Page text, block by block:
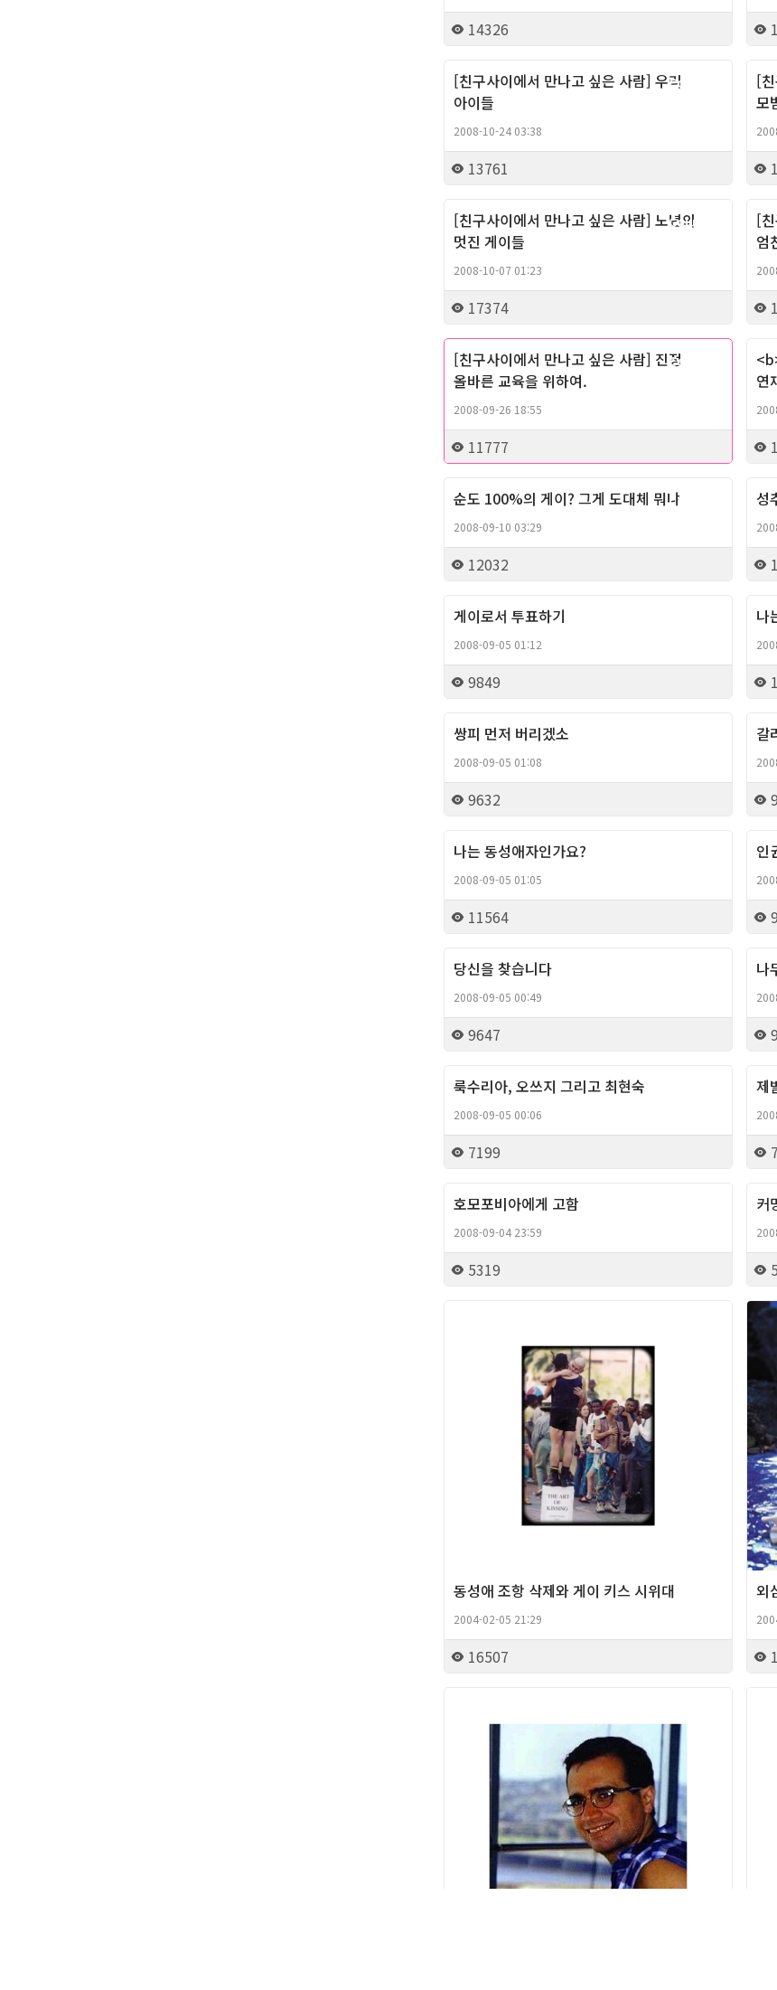
14326
Column
[친구사이에서 만나고 싶은 사람] 우리
아이들
2008-10-24 03:38
13761
[
모
Column
[친구사이에서 만나고 싶은 사람] 노년의
멋진 게이들
2008-10-07 01:23
17374
[
엄
Column
[친구사이에서 만나고 싶은 사람] 진정
올바른 교육을 위하여.
2008-09-26 18:55
11777
연
Column
순도 100%의 게이? 그게 도대체 뭐냐
2008-09-10 03:29
12032
성
게이로서 투표하기
2008-09-05 01:12
9849
나
쌍피 먼저 버리겠소
2008-09-05 01:08
9632
갈
나는 동성애자인가요?
2008-09-05 01:05
11564
인
당신을 찾습니다
2008-09-05 00:49
9647
나
룩수리아, 오쓰지 그리고 최현숙
2008-09-05 00:06
7199
제
호모포비아에게 고함
2008-09-04 23:59
5319
커
동성애 조항 삭제와 게이 키스 시위대
2004-02-05 21:29
16507
외